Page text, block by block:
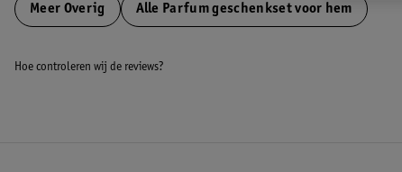
Meer Overig Alle Parfum geschenkset voor hem
Hoe controleren wij de reviews?